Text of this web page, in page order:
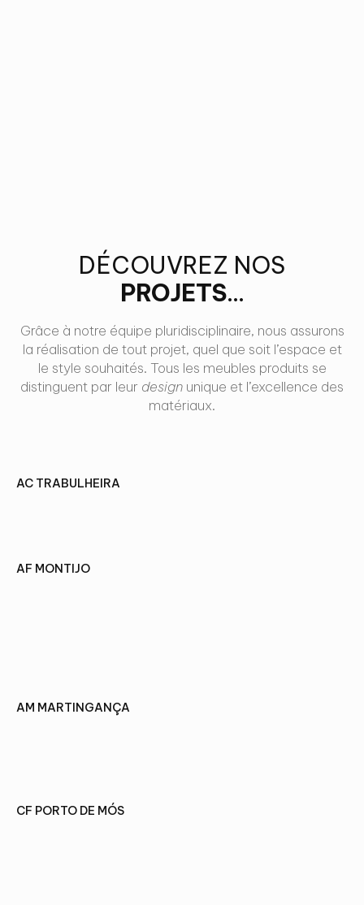
DÉCOUVREZ NOS
PROJETS...
Grâce à notre équipe pluridisciplinaire, nous assurons
la réalisation de tout projet, quel que soit l’espace et
le style souhaités. Tous les meubles produits se
distinguent par leur design unique et l’excellence des
matériaux.
AC TRABULHEIRA
AF MONTIJO
AM MARTINGANÇA
CF PORTO DE MÓS